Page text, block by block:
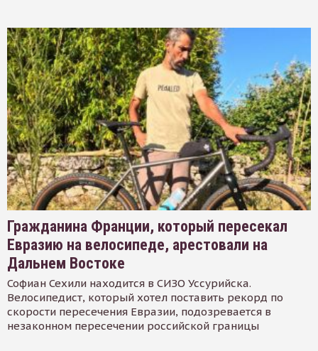
Гражданина Франции, который пересекал
Евразию на велосипеде, арестовали на
Дальнем Востоке
Софиан Сехили находится в СИЗО Уссурийска.
Велосипедист, который хотел поставить рекорд по
скорости пересечения Евразии, подозревается в
незаконном пересечении российской границы